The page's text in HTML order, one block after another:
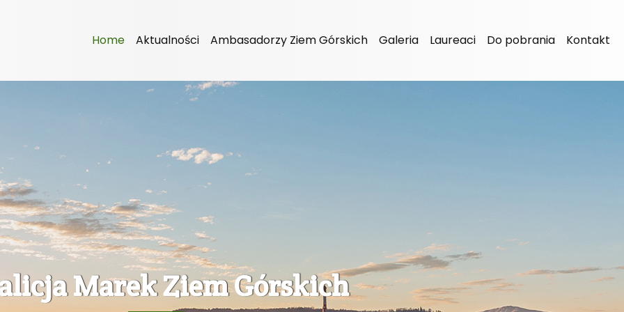
Home Aktualności Ambasadorzy Ziem Górskich Galeria Laureaci Do pobrania Kontakt
Marek Ziem Górskich